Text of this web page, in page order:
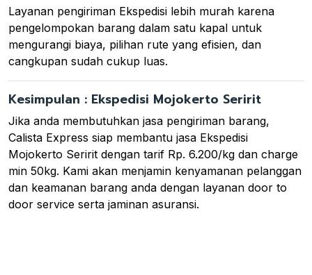
Layanan pengiriman Ekspedisi lebih murah karena
pengelompokan barang dalam satu kapal untuk
mengurangi biaya, pilihan rute yang efisien, dan
cangkupan sudah cukup luas.
Kesimpulan : Ekspedisi Mojokerto Seririt
Jika anda membutuhkan jasa pengiriman barang,
Calista Express siap membantu jasa Ekspedisi
Mojokerto Seririt dengan tarif Rp. 6.200/kg dan charge
min 50kg. Kami akan menjamin kenyamanan pelanggan
dan keamanan barang anda dengan layanan door to
door service serta jaminan asuransi.